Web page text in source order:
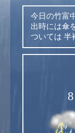
今日の竹富
出時には傘
ついては 半